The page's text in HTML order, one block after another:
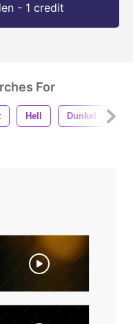
- 1 credit
For
Hell Dunkel